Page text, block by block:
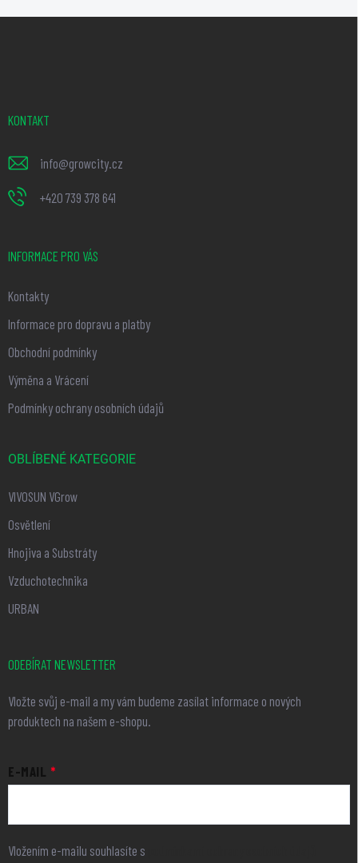
KONTAKT
info@growcity.cz
+420 739 378 641
INFORMACE PRO VÁS
Kontakty
Informace pro dopravu a platby
Obchodní podmínky
Výměna a Vrácení
Podmínky ochrany osobních údajů
OBLÍBENÉ KATEGORIE
VIVOSUN VGrow
Osvětlení
Hnojiva a Substráty
Vzduchotechnika
URBAN
ODEBÍRAT NEWSLETTER
Vložte svůj e-mail a my vám budeme zasílat informace o nových
produktech na našem e-shopu.
E-MAIL
Vložením e-mailu souhlasíte s